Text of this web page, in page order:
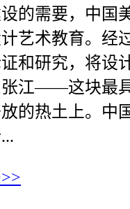
的需要，中国
艺术教育。经
和研究，将设
张江——这块最
的热土上。中